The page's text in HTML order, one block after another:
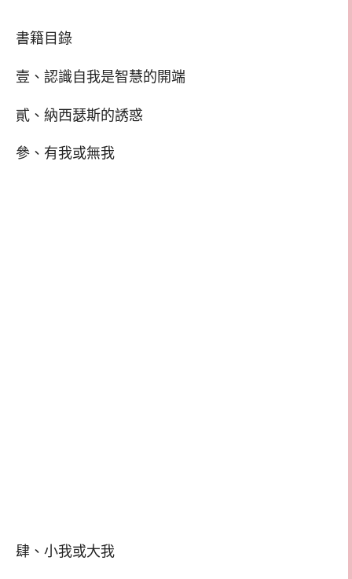
書籍目錄
壹、認識自我是智慧的開端
貳、納西瑟斯的誘惑
參、有我或無我
肆、小我或大我